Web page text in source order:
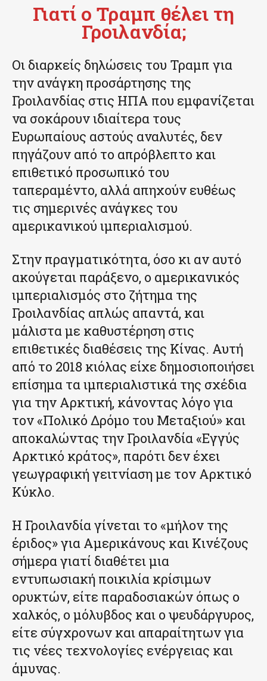
Γιατί ο Τραμπ θέλει τη
Γροιλανδία;
Οι διαρκείς δηλώσεις του Τραμπ για
την ανάγκη προσάρτησης της
Γροιλανδίας στις ΗΠΑ που εμφανίζεται
να σοκάρουν ιδιαίτερα τους
Ευρωπαίους αστούς αναλυτές, δεν
πηγάζουν από το απρόβλεπτο και
επιθετικό προσωπικό του
ταπεραμέντο, αλλά απηχούν ευθέως
τις σημερινές ανάγκες του
αμερικανικού ιμπεριαλισμού.
Στην πραγματικότητα, όσο κι αν αυτό
ακούγεται παράξενο, ο αμερικανικός
ιμπεριαλισμός στο ζήτημα της
Γροιλανδίας απλώς απαντά, και
μάλιστα με καθυστέρηση στις
επιθετικές διαθέσεις της Κίνας. Αυτή
από το 2018 κιόλας είχε δημοσιοποιήσει
επίσημα τα ιμπεριαλιστικά της σχέδια
για την Αρκτική, κάνοντας λόγο για
τον «Πολικό Δρόμο του Μεταξιού» και
αποκαλώντας την Γροιλανδία «Εγγύς
Αρκτικό κράτος», παρότι δεν έχει
γεωγραφική γειτνίαση με τον Αρκτικό
Κύκλο.
H Γροιλανδία γίνεται το «μήλον της
έριδος» για Αμερικάνους και Κινέζους
σήμερα γιατί διαθέτει μια
εντυπωσιακή ποικιλία κρίσιμων
ορυκτών, είτε παραδοσιακών όπως ο
χαλκός, ο μόλυβδος και ο ψευδάργυρος,
είτε σύγχρονων και απαραίτητων για
τις νέες τεχνολογίες ενέργειας και
άμυνας.